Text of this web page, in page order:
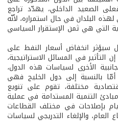
الصعيد الداخلي، يهدّد تراجع
البلدان في حال استمراره، لأنّه
التي هي ثمن الإستقرار السياسي
سيؤثر انخفاض أسعار النفط على
التأثير في المسائل الاستراتيجية،
الأخرى لسياسات هذه الدول،
أمّا بالنسبة إلى دول الخليج فهي
مختلفة، تقوم على تنويع
التنمية المستدامة في عملية
بإصلاحات في مختلف القطاعات
والإلغاء التدريجي لسياسات